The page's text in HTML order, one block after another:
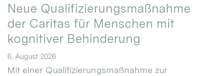
Neue Qualifizierungsmaßnahme
der Caritas für Menschen mit
kognitiver Behinderung
6. August 2026
Mit einer Qualifizierungsmaßnahme zur